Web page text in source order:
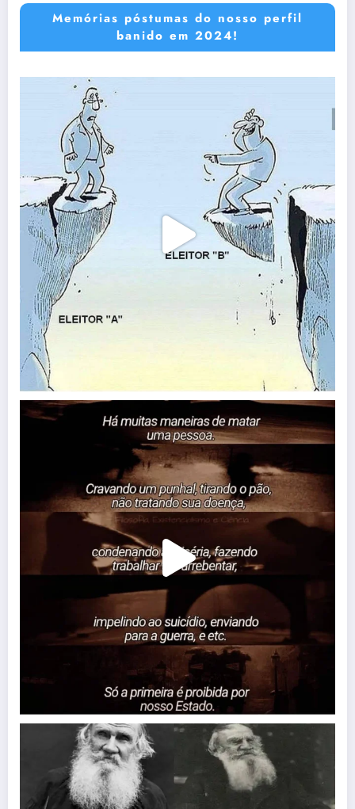
Memórias póstumas do nosso perfil
banido em 2024!